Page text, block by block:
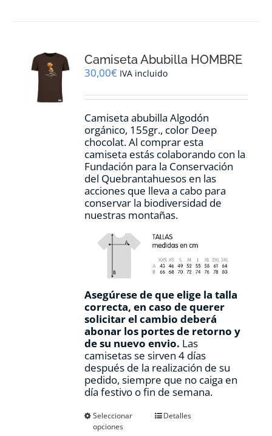
se
pueden
en
página
de
producto
Camiseta Abubilla HOMBRE
30,00€ IVA incluido
Camiseta abubilla Algodón
orgánico, 155gr., color Deep
chocolat. Al comprar esta
camiseta estás colaborando con la
Fundación para la Conservación
del Quebrantahuesos en las
acciones que lleva a cabo para
conservar la biodiversidad de
nuestras montañas.
Asegúrese de que elige la talla
correcta, en caso de querer
solicitar el cambio deberá
abonar los portes de retorno y
de su nuevo envio. Las
camisetas se sirven 4 días
después de la realización de su
pedido, siempre que no caiga en
día festivo o fin de semana.
Seleccionar
opciones
EsteDetalles